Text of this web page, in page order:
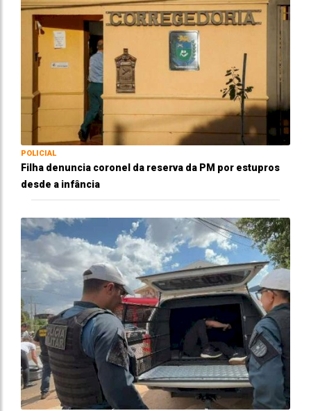
POLICIAL
Filha denuncia coronel da reserva da PM por estupros
desde a infância